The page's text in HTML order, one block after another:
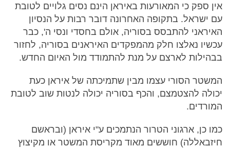
אין ספק כי המאורעות באיראן הינם נסים גלויים לטובת
עם ישראל. בתקופה האחרונה דובר רבות על הנסיון
האיראני להתבסס בסוריה, אולם בחסדי ונסי ה', כבר
עכשיו נאלצו חלק מהמפקדים האיראנים בסוריה, לחזור
בבהילות לארצם על מנת להתמודד מול האיום החדש.
המשטר הסורי עצמו מבין שתמיכתה של איראן כעת
יכולה להצטמצם, והכף בסוריה יכולה לנטות שוב לטובת
המורדים.
כמו כן, ארגוני הטרור הנתמכים ע"י איראן (ובראשם
חיזבאללה) חוששים מאוד מקריסת המשטר או מקיצוץ